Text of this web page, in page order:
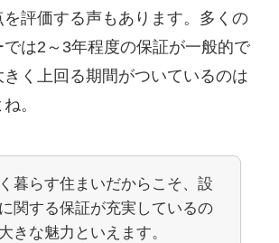
評価する声もあります。多くの
は2～3年程度の保証が一般的で
く上回る期間がついているのは
。
暮らす住まいだからこそ、設
関する保証が充実しているの
きな魅力といえます。